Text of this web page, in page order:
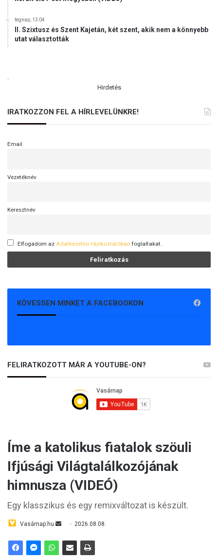
tegnap, 13:04
II. Szixtusz és Szent Kajetán, két szent, akik nem a könnyebb
utat választották
.
Hirdetés
IRATKOZZON FEL A HÍRLEVELÜNKRE!
Email
Vezetéknév
Keresztnév
Elfogadom az Adatkezelési tájékoztatóban foglaltakat.
KÖVESSEN MINKET A FACEBOOKON
FELIRATKOZOTT MÁR A YOUTUBE-ON?